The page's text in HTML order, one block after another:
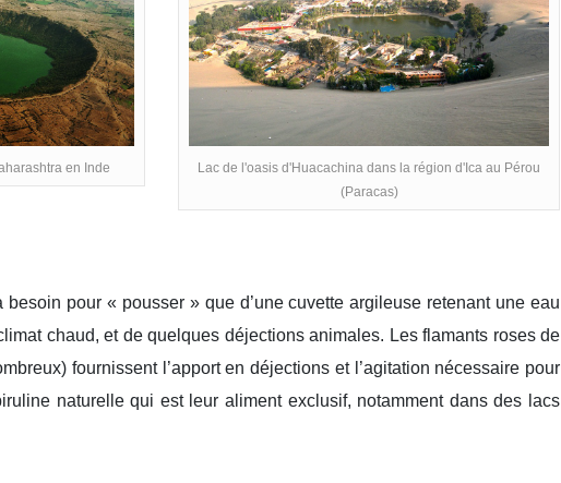
en Inde
Lac de l'oasis d'Huacachina dans la région d'Ica au Pérou
(Paracas)
besoin pour « pousser » que d’une cuvette argileuse retenant une eau
chaud, et de quelques déjections animales. Les flamants roses de
fournissent l’apport en déjections et l’agitation nécessaire pour
naturelle qui est leur aliment exclusif, notamment dans des lacs